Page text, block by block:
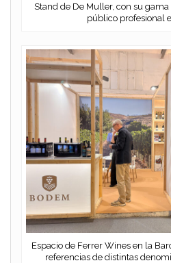
Stand de De Muller, con su gama
público profesional
Espacio de Ferrer Wines en la
referencias de distintas